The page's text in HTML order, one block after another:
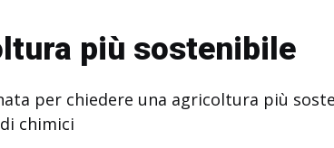
più sostenibile
per chiedere una agricoltura più
chimici